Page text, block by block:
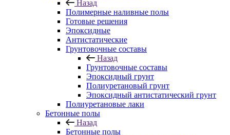
Назад
Полимерные наливные полы
Готовые решения
Эпоксидные
Антистатические
Грунтовочные составы
Назад
Грунтовочные составы
Эпоксидный грунт
Полиуретановый грунт
Эпоксидный антистатический грунт
Полиуретановые лаки
Бетонные полы
Назад
Бетонные полы